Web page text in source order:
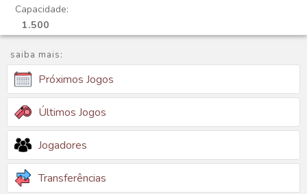
Capacidade:
1.500
saiba mais:
Próximos Jogos
Últimos Jogos
Jogadores
Transferências